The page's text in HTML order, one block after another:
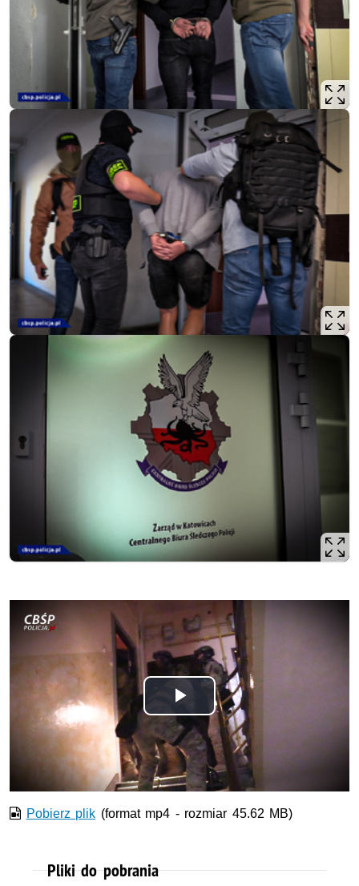
Odtwórz
wideo
Pobierz plik (format mp4 - rozmiar 45.62 MB)
Pliki do pobrania